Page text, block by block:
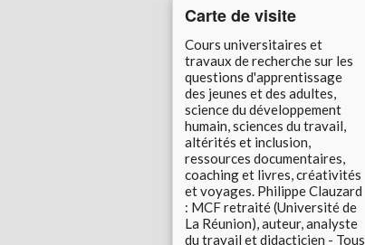
Carte de visite
Cours universitaires et
travaux de recherche sur les
questions d'apprentissage
des jeunes et des adultes,
science du développement
humain, sciences du travail,
altérités et inclusion,
ressources documentaires,
coaching et livres, créativités
et voyages. Philippe Clauzard
: MCF retraité (Université de
La Réunion), auteur, analyste
du travail et didacticien - Tous